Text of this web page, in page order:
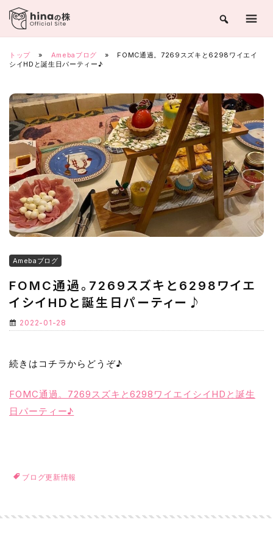
Skip
content
トップ » Amebaブログ »
FOMC通過。7269スズキと6298ワイエイ
シイHDと誕生日パーティー♪
Amebaブログ
FOMC通過。7269スズキと6298ワイエ
イシイHDと誕生日パーティー♪
2022-01-28
続きはコチラからどうぞ♪
FOMC通過。7269スズキと6298ワイエイシイHDと誕生
日パーティー♪
ブログ更新情報